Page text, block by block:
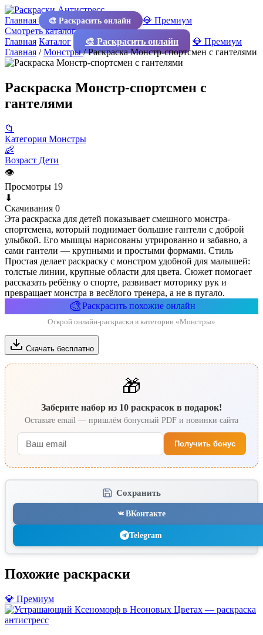
Главная 🎨 Раскрасить онлайн
💎 Премиум
Смотреть каталог
Главная Каталог 🎨 Раскрасить онлайн
💎 Премиум
Главная /Монстры/Раскраска Монстр-спортсмен с гантелями
Раскраска Монстр-спортсмен с
гантелями
📁
Категория Монстры
👶
Возраст Дети
👁
Просмотры 19
⬇
Скачивания 0
Эта раскраска для детей показывает смешного монстра-
спортсмена, который поднимает большие гантели с доброй
улыбкой. Его мышцы нарисованы утрированно и забавно, а
сами гантели — крупными и простыми формами. Стиль
Простая делает раскраску с монстром удобной для малышей:
толстые линии, крупные области для цвета. Сюжет помогает
рассказать ребёнку о спорте, развивает моторику рук и
превращает монстра в весёлого тренера, а не в пугало.
🎨Раскрасить похожие онлайн
Открой онлайн-раскраски в категории «Монстры»
Скачать бесплатно
🎁
Заберите набор из 10 раскрасок в подарок!
Оставьте email — пришлём бонусный PDF и новинки сайта
Получить бонус
Сохранить
ВКонтакте
Telegram
Похожие раскраски
💎 Премиум